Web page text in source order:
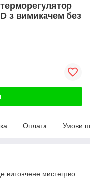
з вимикачем без
Оплата Умови
витончене мистецтво